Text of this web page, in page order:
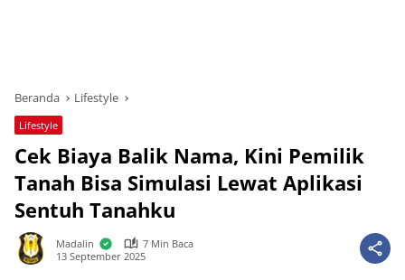
Beranda Lifestyle
Lifestyle
Cek Biaya Balik Nama, Kini Pemilik
Tanah Bisa Simulasi Lewat Aplikasi
Sentuh Tanahku
Madalin
7 Min Baca
13 September 2025